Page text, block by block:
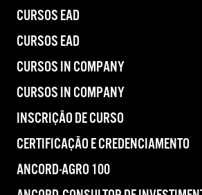
CURSOS EAD
CURSOS EAD
CURSOS IN COMPANY
CURSOS IN COMPANY
INSCRIÇÃO DE CURSO
CERTIFICAÇÃO E CREDENCIAMENTO
ANCORD-AGRO 100